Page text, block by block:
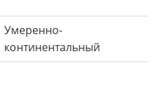
Умеренно-
континентальный